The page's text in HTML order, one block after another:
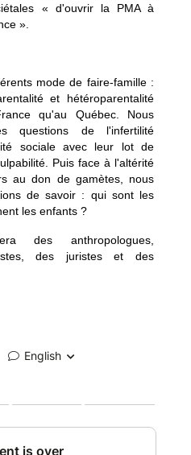
« d'ouvrir la PMA à
».
mode de faire-famille :
et hétéroparentalité
qu'au Québec. Nous
questions de l'infertilité
sociale avec leur lot de
Puis face à l'altérité
au don de gamètes, nous
de savoir : qui sont les
les enfants ?
des anthropologues,
des juristes et des